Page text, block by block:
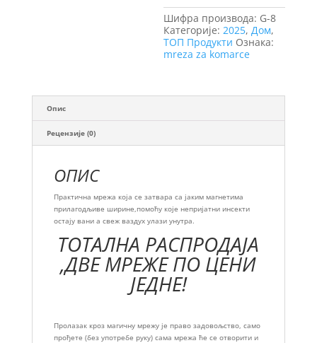
Шифра производа: G-8
Категорије:2025,Дом,
ТОП Продукти Ознака:
mreza za komarce
Опис
Рецензије (0)
ОПИС
Практична мрежа која се затвара са јаким магнетима
прилагодљиве ширине,помоћу које непријатни инсекти
остају вани а свеж ваздух улази унутра.
ТОТАЛНА РАСПРОДАЈА
,ДВЕ МРЕЖЕ ПО ЦЕНИ
ЈЕДНЕ!
Пролазак кроз магичну мрежу је право задовољство, само
прођете (без употребе руку) сама мрежа ће се отворити и